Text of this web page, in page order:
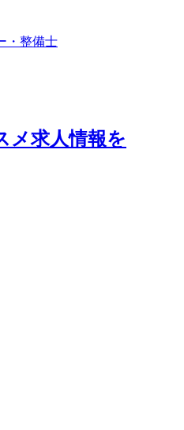
・整備士
メ求人情報を